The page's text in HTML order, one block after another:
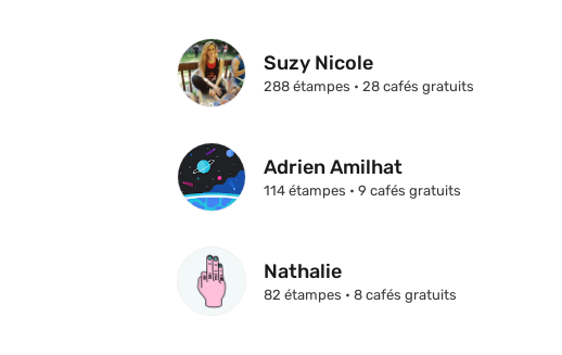
Suzy Nicole
288 étampes • 28 cafés gratuits
Adrien Amilhat
114 étampes • 9 cafés gratuits
Nathalie
82 étampes • 8 cafés gratuits